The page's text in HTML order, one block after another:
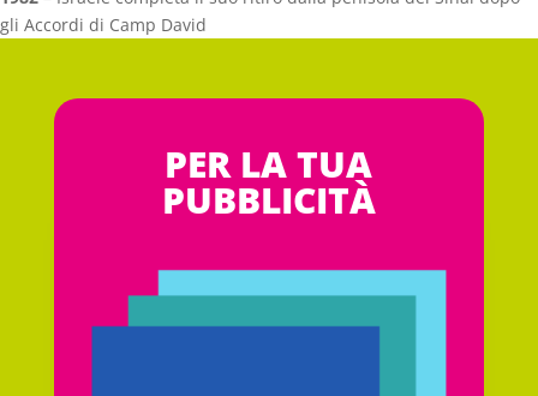
gli Accordi di Camp David
PER LA TUA
PUBBLICITÀ